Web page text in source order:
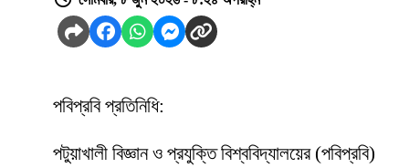
পবিপ্রবি প্রতিনিধি:
পটুয়াখালী বিজ্ঞান ও প্রযুক্তি বিশ্ববিদ্যালয়ের (পবিপ্রবি)